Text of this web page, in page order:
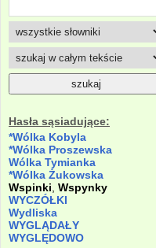
Hasła sąsiadujące:
*Wólka Kobyla
*Wólka Proszewska
Wólka Tymianka
*Wólka Żukowska
Wspinki Wspynky
WYCZÓŁKI
Wydliska
WYGLĄDAŁY
WYGLĘDOWO